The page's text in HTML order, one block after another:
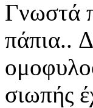
Γνωστά
πάπια..
σιωπής